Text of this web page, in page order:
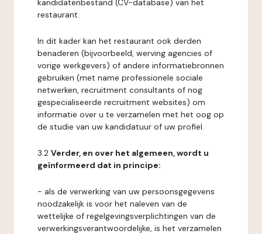
kandidatenbestand (CV-database) van het
restaurant.
In dit kader kan het restaurant ook derden
benaderen (bijvoorbeeld, werving agencies of
vorige werkgevers) of andere informatiebronnen
gebruiken (met name professionele sociale
netwerken, recruitment consultants of nog
gespecialiseerde recruitment websites) om
informatie over u te verzamelen met het oog op
de studie van uw kandidatuur of uw profiel.
3.2 Verder, en over het algemeen, wordt u
geïnformeerd dat in principe:
- als de verwerking van uw persoonsgegevens
noodzakelijk is voor het naleven van de
wettelijke of regelgevingsverplichtingen van de
verwerkingsverantwoordelijke, is het verzamelen